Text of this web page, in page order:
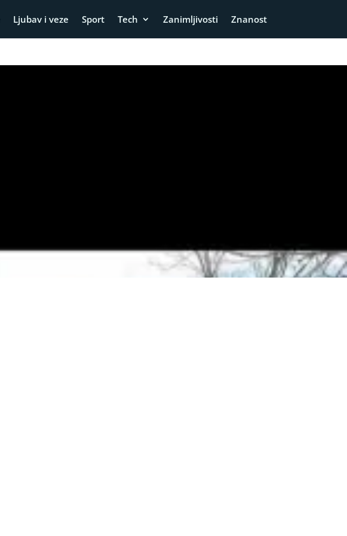
Ljubav i veze Sport Tech Zanimljivosti Znanost